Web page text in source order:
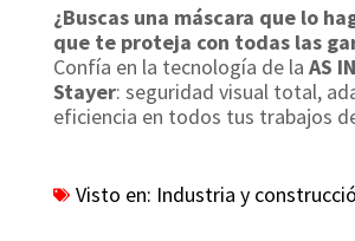
¿Buscas una máscara que lo
que te proteja con todas las
Confía en la tecnología de la AS
Stayer: seguridad visual total,
eficiencia en todos tus trabajos
Visto en: Industria y